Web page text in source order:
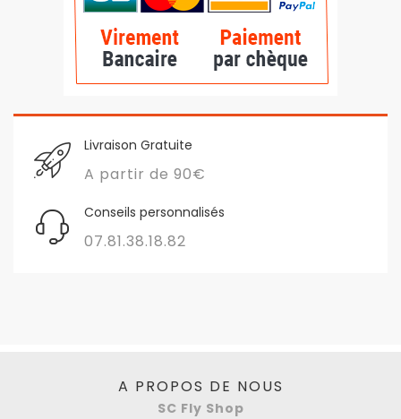
Livraison Gratuite
A partir de 90€
Conseils personnalisés
07.81.38.18.82
A PROPOS DE NOUS
SC Fly Shop